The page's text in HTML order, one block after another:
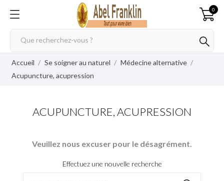
0
Accueil Se soigner au naturel
Médecine alternative
Acupuncture, acupression
ACUPUNCTURE, ACUPRESSION
Veuillez nous excuser pour le désagrément.
Effectuez une nouvelle recherche